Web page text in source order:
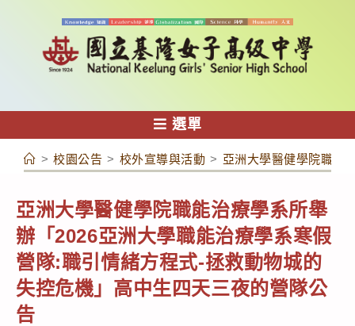
容
選單
> 校園公告 > 校外宣導與活動 > 亞洲大學醫健學院職能
亞洲大學醫健學院職能治療學系所舉
辦「2026亞洲大學職能治療學系寒假
營隊:職引情緒方程式-拯救動物城的
失控危機」高中生四天三夜的營隊公
告